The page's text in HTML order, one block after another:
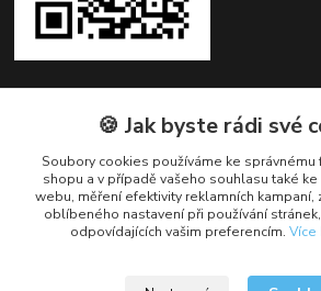
Kontakty
+420 382 279 132
obchod@cukroveozdoby.cz
🍪 Jak byste rádi své
Soubory cookies používáme ke
shopu a v případě vašeho souhlasu také
webu, měření efektivity reklamních kampaní,
oblíbeného nastavení při používání
odpovídajících vašim preferencím. Více